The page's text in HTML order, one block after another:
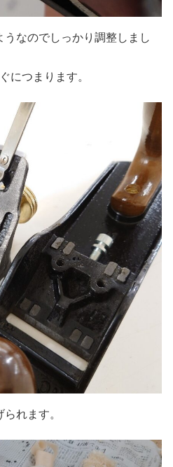
なのでしっかり調整しまし
につまります。
れます。